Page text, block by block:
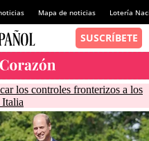
Mapa de noticias Lotería
los controles fronterizos a los
Italia